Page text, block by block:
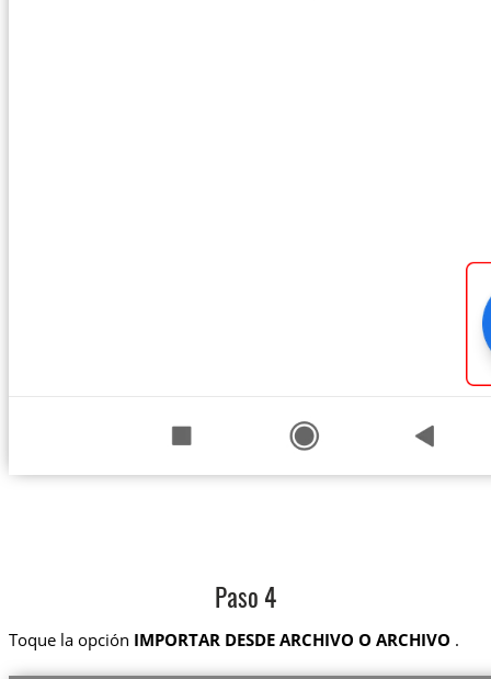
Paso 4
Toque la opción IMPORTAR DESDE ARCHIVO O ARCHIVO .